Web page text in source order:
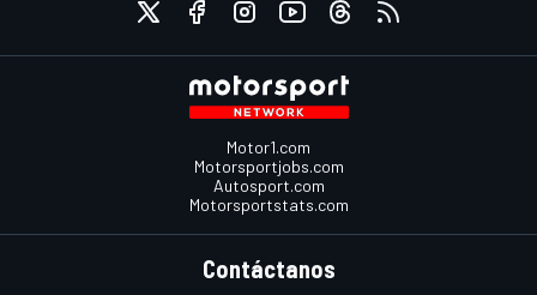
Motor1.com
Motorsportjobs.com
Autosport.com
Motorsportstats.com
Contáctanos